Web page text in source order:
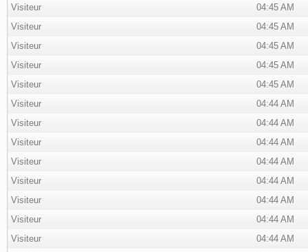
Visiteur
04:45 AM
Visiteur
04:45 AM
Visiteur
04:45 AM
Visiteur
04:45 AM
Visiteur
04:45 AM
Visiteur
04:44 AM
Visiteur
04:44 AM
Visiteur
04:44 AM
Visiteur
04:44 AM
Visiteur
04:44 AM
Visiteur
04:44 AM
Visiteur
04:44 AM
Visiteur
04:44 AM